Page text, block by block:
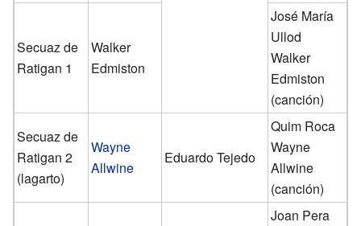
Secuaz de
Ratigan 1
Walker
Edmiston
José María
Ullod
Walker
Edmiston
(canción)
Secuaz de
Ratigan 2
(lagarto)
Wayne
Allwine
Eduardo Tejedo
Quim Roca
Wayne
Allwine
(canción)
Joan Pera